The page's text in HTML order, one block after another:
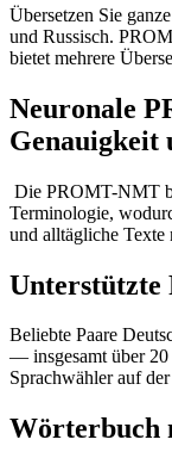
Übersetzen Sie
und Russisch.
bietet mehrere
Neuronale
Genauigkeit
Die PROMT-NMT
Terminologie,
und alltägliche Texte
Unterstützte
Beliebte Paare
— insgesamt über
Sprachwähler auf
Wörterbuch